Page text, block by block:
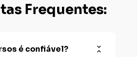
Frequentes:
é confiável?